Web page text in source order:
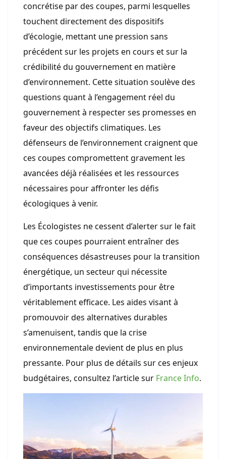
concrétise par des coupes, parmi lesquelles
touchent directement des dispositifs
d’écologie, mettant une pression sans
précédent sur les projets en cours et sur la
crédibilité du gouvernement en matière
d’environnement. Cette situation soulève des
questions quant à l’engagement réel du
gouvernement à respecter ses promesses en
faveur des objectifs climatiques. Les
défenseurs de l’environnement craignent que
ces coupes compromettent gravement les
avancées déjà réalisées et les ressources
nécessaires pour affronter les défis
écologiques à venir.
Les Écologistes ne cessent d’alerter sur le fait
que ces coupes pourraient entraîner des
conséquences désastreuses pour la transition
énergétique, un secteur qui nécessite
d’importants investissements pour être
véritablement efficace. Les aides visant à
promouvoir des alternatives durables
s’amenuisent, tandis que la crise
environnementale devient de plus en plus
pressante. Pour plus de détails sur ces enjeux
budgétaires, consultez l’article sur France Info.